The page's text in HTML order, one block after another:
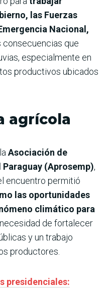
las Fuerzas
Nacional,
que
especialmente en
productivos ubicados
agrícola
Asociación de
(Aprosemp),
encuentro permitió
las oportunidades
climático para
de fortalecer
y un trabajo
productores.
presidenciales: